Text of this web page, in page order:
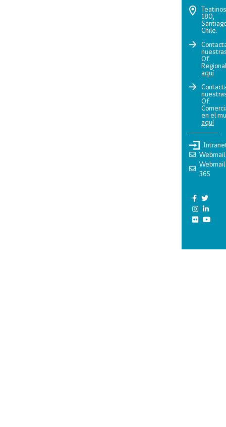
Teatinos
180,
Chile.
Of.
aquí
Of.
en el
aquí
Webmail
Webmail
365